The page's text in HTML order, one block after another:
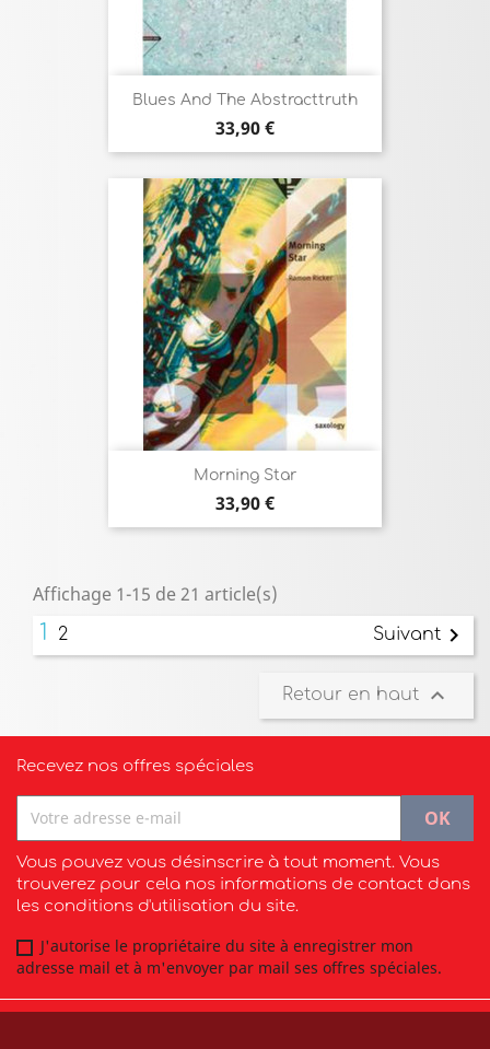
Blues And The Abstracttruth
Prix
33,90 €
Morning Star
Prix
33,90 €
Affichage 1-15 de 21 article(s)
1 2 Suivant 
Retour en haut 
Recevez nos offres spéciales
Vous pouvez vous désinscrire à tout moment. Vous
trouverez pour cela nos informations de contact dans
les conditions d'utilisation du site.
J'autorise le propriétaire du site à enregistrer mon
adresse mail et à m'envoyer par mail ses offres spéciales.